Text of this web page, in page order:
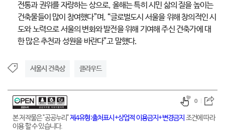
전통과 권위를 자랑하는 상으로, 올해는 특히 시민 삶의 질을 높이는
건축물들이 많이 참여했다”며, “글로벌도시 서울을 위해 창의적인 시
도와 노력으로 서울의 변화와 발전을 위해 기여해 주신 건축가에 대
한 많은 추천과 성원을 바란다”고 말했다.
서울시 건축상 클라우드
본 저작물은 "공공누리"제4유형:출처표시+상업적 이용금지+변경금지 조건에 따라
이용 할 수 있습니다.
0